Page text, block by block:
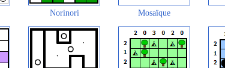
Norinori Mosaïque